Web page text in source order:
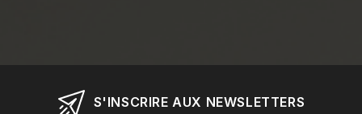
S'INSCRIRE AUX NEWSLETTERS